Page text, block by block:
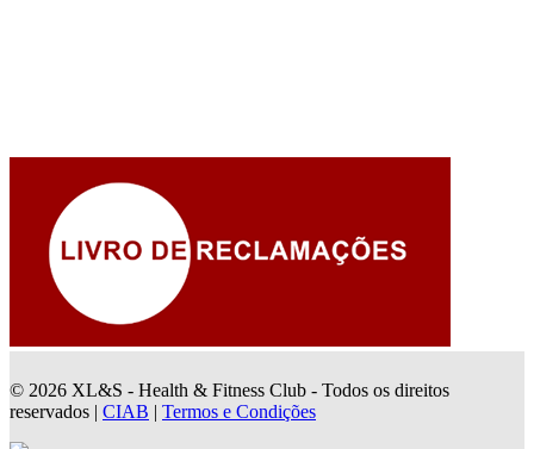
© 2026 XL&S - Health & Fitness Club - Todos os direitos
reservados | CIAB | Termos e Condições